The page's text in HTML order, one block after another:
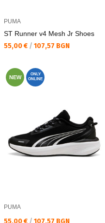
PUMA
ST Runner v4 Mesh Jr Shoes
Текуща цена:
55,00 € / 107,57 BGN
NEW
ONLY
ONLINE
PUMA
Текуща цена:
55,00 € / 107,57 BGN